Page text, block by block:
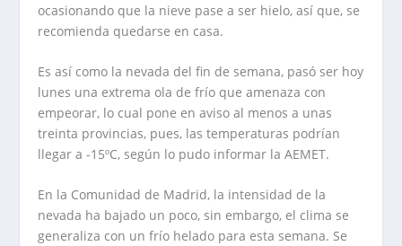
ocasionando que la nieve pase a ser hielo, así que, se
recomienda quedarse en casa.
Es así como la nevada del fin de semana, pasó ser hoy
lunes una extrema ola de frío que amenaza con
empeorar, lo cual pone en aviso al menos a unas
treinta provincias, pues, las temperaturas podrían
llegar a -15ºC, según lo pudo informar la AEMET.
En la Comunidad de Madrid, la intensidad de la
nevada ha bajado un poco, sin embargo, el clima se
generaliza con un frío helado para esta semana. Se